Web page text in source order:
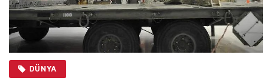
DÜNYA